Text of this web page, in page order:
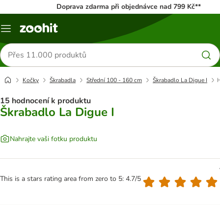
Doprava zdarma při objednávce nad 799 Kč**
Menu
Hledat
produkty
Kočky Škrabadla Střední 100 - 160 cm Škrabadlo La Digue I
15 hodnocení k produktu
Škrabadlo La Digue I
Nahrajte vaši fotku produktu
This is a stars rating area from zero to 5: 4.7/5